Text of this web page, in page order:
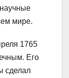
мире.
1765
Его
сделал